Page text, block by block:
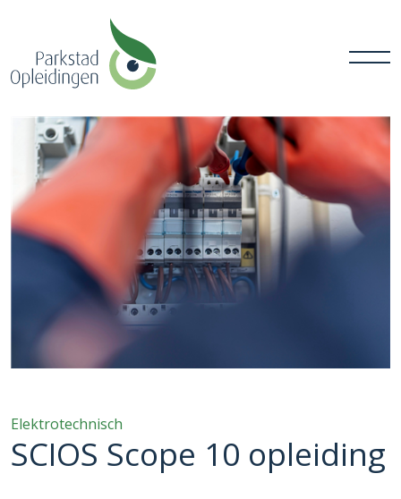
Elektrotechnisch
SCIOS Scope 10 opleiding